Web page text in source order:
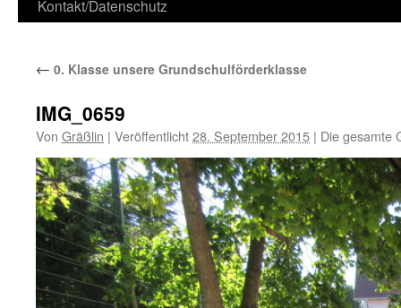
Inhalt
Kontakt/Datenschutz
← 0. Klasse unsere Grundschulförderklasse
IMG_0659
Von Gräßlin | Veröffentlicht28. September 2015 | Die gesamte